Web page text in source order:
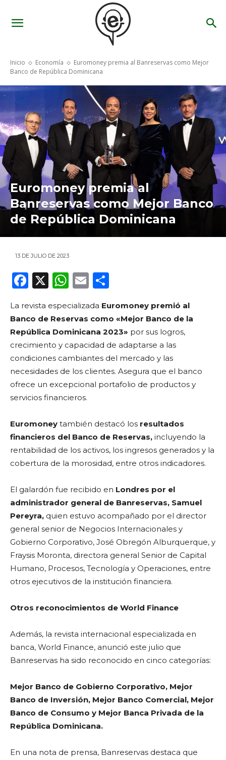
Inicio Economía
Euromoney premia al Banreservas como Mejor
Banco de República Dominicana
Euromoney premia al
Banreservas como Mejor Banco
de República Dominicana
13 DE JULIO DE 2023
F
c
e
b
o
o
k
X
W
a
ts
A
p
p
E
ai
l
m
p
ar
ti
r
La revista especializada Euromoney premió al
Banco de Reservas como «Mejor Banco de la
República Dominicana 2023» por sus logros,
crecimiento y capacidad de adaptarse a las
condiciones cambiantes del mercado y las
necesidades de los clientes. Asegura que el banco
ofrece un excepcional portafolio de productos y
servicios financieros.
Euromoney también destacó los resultados
financieros del Banco de Reservas, incluyendo la
rentabilidad de los activos, los ingresos generados y la
cobertura de la morosidad, entre otros indicadores.
El galardón fue recibido en Londres por el
administrador general de Banreservas, Samuel
Pereyra, quien estuvo acompañado por el director
general senior de Negocios Internacionales y
Gobierno Corporativo, José Obregón Alburquerque, y
Fraysis Moronta, directora general Senior de Capital
Humano, Procesos, Tecnología y Operaciones, entre
otros ejecutivos de la institución financiera.
Otros reconocimientos de World Finance
Además, la revista internacional especializada en
banca, World Finance, anunció este julio que
Banreservas ha sido reconocido en cinco categorías:
Mejor Banco de Gobierno Corporativo, Mejor
Banco de Inversión, Mejor Banco Comercial, Mejor
Banco de Consumo y Mejor Banca Privada de la
República Dominicana.
En una nota de prensa, Banreservas destaca que